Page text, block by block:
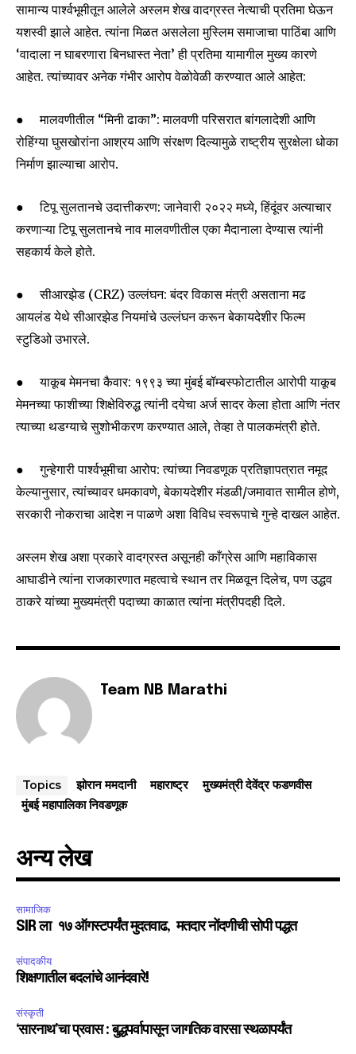
सामान्य पार्श्वभूमीतून आलेले अस्लम शेख वादग्रस्त नेत्याची प्रतिमा घेऊन
यशस्वी झाले आहेत. त्यांना मिळत असलेला मुस्लिम समाजाचा पाठिंबा आणि
‘वादाला न घाबरणारा बिनधास्त नेता’ ही प्रतिमा यामागील मुख्य कारणे
आहेत. त्यांच्यावर अनेक गंभीर आरोप वेळोवेळी करण्यात आले आहेत:
● मालवणीतील “मिनी ढाका”: मालवणी परिसरात बांगलादेशी आणि
रोहिंग्या घुसखोरांना आश्रय आणि संरक्षण दिल्यामुळे राष्ट्रीय सुरक्षेला धोका
निर्माण झाल्याचा आरोप.
● टिपू सुलतानचे उदात्तीकरण: जानेवारी २०२२ मध्ये, हिंदूंवर अत्याचार
करणाऱ्या टिपू सुलतानचे नाव मालवणीतील एका मैदानाला देण्यास त्यांनी
सहकार्य केले होते.
● सीआरझेड (CRZ) उल्लंघन: बंदर विकास मंत्री असताना मढ
आयलंड येथे सीआरझेड नियमांचे उल्लंघन करून बेकायदेशीर फिल्म
स्टुडिओ उभारले.
● याकूब मेमनचा कैवार: १९९३ च्या मुंबई बॉम्बस्फोटातील आरोपी याकूब
मेमनच्या फाशीच्या शिक्षेविरुद्ध त्यांनी दयेचा अर्ज सादर केला होता आणि नंतर
त्याच्या थडग्याचे सुशोभीकरण करण्यात आले, तेव्हा ते पालकमंत्री होते.
● गुन्हेगारी पार्श्वभूमीचा आरोप: त्यांच्या निवडणूक प्रतिज्ञापत्रात नमूद
केल्यानुसार, त्यांच्यावर धमकावणे, बेकायदेशीर मंडळी/जमावात सामील होणे,
सरकारी नोकराचा आदेश न पाळणे अशा विविध स्वरूपाचे गुन्हे दाखल आहेत.
अस्लम शेख अशा प्रकारे वादग्रस्त असूनही काँग्रेस आणि महाविकास
आघाडीने त्यांना राजकारणात महत्वाचे स्थान तर मिळवून दिलेच, पण उद्धव
ठाकरे यांच्या मुख्यमंत्री पदाच्या काळात त्यांना मंत्रीपदही दिले.
Team NB Marathi
Topics झोरान ममदानी महाराष्ट्र
मुख्यमंत्री देवेंद्र फडणवीस
मुंबई महापालिका निवडणूक
अन्य लेख
सामाजिक
SIR ला १७ ऑगस्टपर्यंत मुदतवाढ, मतदार नोंदणीची सोपी पद्धत
संपादकीय
शिक्षणातील बदलांचे आनंदवारे!
संस्कृती
‘सारनाथ’चा प्रवास : बुद्धपर्वापासून जागतिक वारसा स्थळापर्यंत